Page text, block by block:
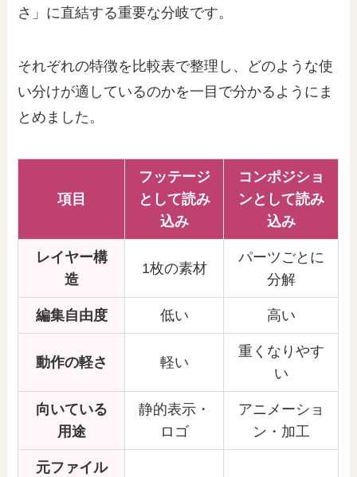
さ」に直結する重要な分岐です。
それぞれの特徴を比較表で整理し、どのような使
い分けが適しているのかを一目で分かるようにま
とめました。
項目
フッテージ
として読み
込み
コンポジショ
ンとして読み
込み
レイヤー構
造
1枚の素材
パーツごとに
分解
編集自由度 低い 高い
動作の軽さ 軽い
重くなりやす
い
向いている
用途
静的表示・
ロゴ
アニメーショ
ン・加工
元ファイル